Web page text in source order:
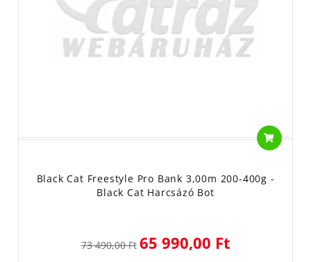
Black Cat Freestyle Pro Bank 3,00m 200-400g -
Black Cat Harcsázó Bot
73 490,00 Ft 65 990,00 Ft